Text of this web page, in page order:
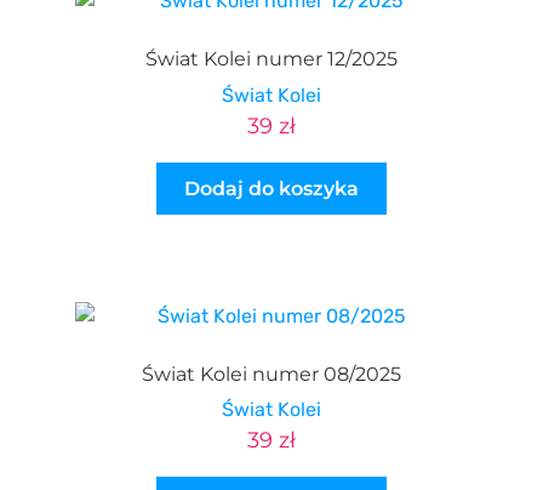
Świat Kolei numer 12/2025
Świat Kolei
39 zł
Dodaj do koszyka
Świat Kolei numer 08/2025
Świat Kolei
39 zł